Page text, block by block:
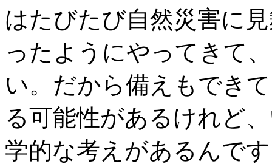
はたびたび自然災害に
ったようにやってきて
い。だから備えもでき
る可能性があるけれど
学的な考えがあるんで